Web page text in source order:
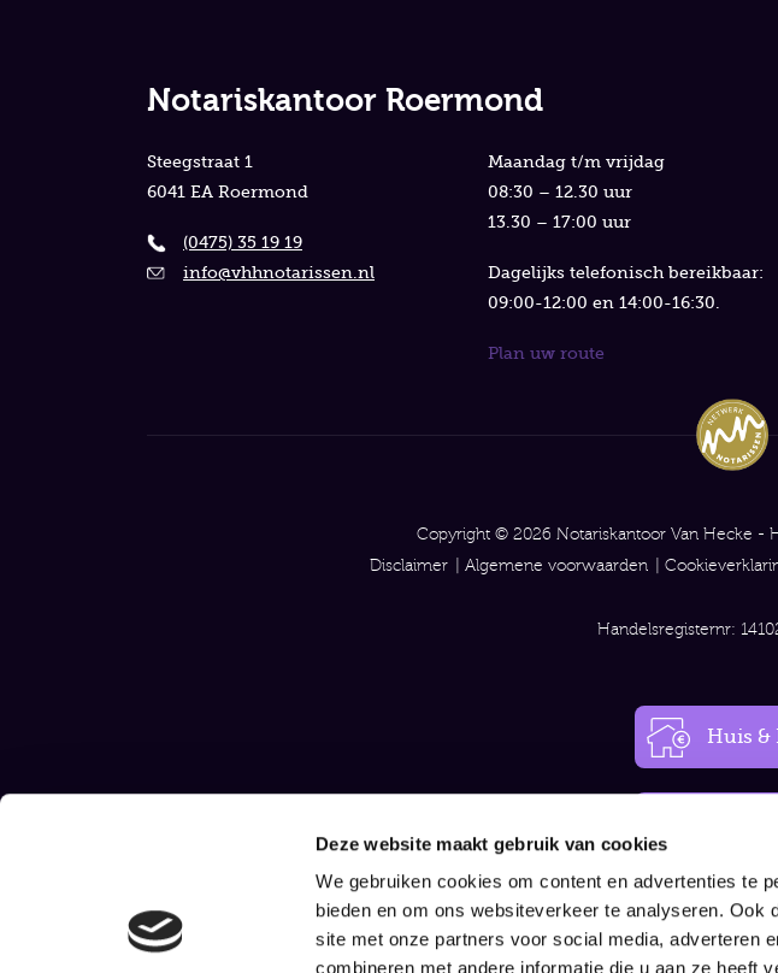
Deze website maakt gebruik van cookies
We gebruiken cookies om content en advertenties te
bieden en om ons websiteverkeer te analyseren. Ook
site met onze partners voor social media, adverteren
combineren met andere informatie die u aan ze heeft
Notariskantoor Roermond
Steegstraat 1
6041 EA Roermond
(0475) 35 19 19
info@vhhnotarissen.nl
Maandag t/m vrijdag
08:30 – 12.30 uur
13.30 – 17:00 uur
Dagelijks telefonisch bereikbaar:
09:00-12:00 en 14:00-16:30.
Plan uw route
Copyright © 2026 Notariskantoor Van Hecke -
Disclaimer
Algemene voorwaarden
Handelsregisternr:
Huis &
Bedrijf